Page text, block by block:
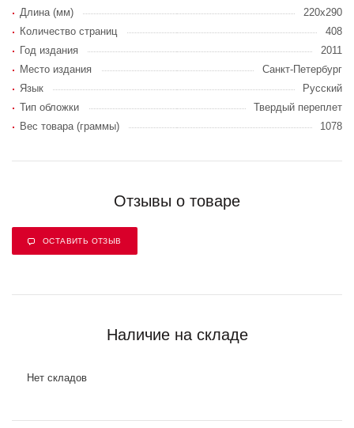
Длина (мм)
220х290
Количество страниц
408
Год издания
2011
Место издания
Санкт-Петербург
Язык
Русский
Тип обложки
Твердый переплет
Вес товара (граммы)
1078
Отзывы о товаре
ОСТАВИТЬ ОТЗЫВ
Наличие на складе
Нет складов